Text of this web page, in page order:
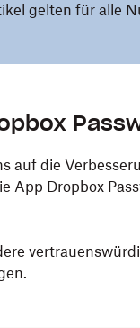
gelten für alle
auf die
App Dropbox